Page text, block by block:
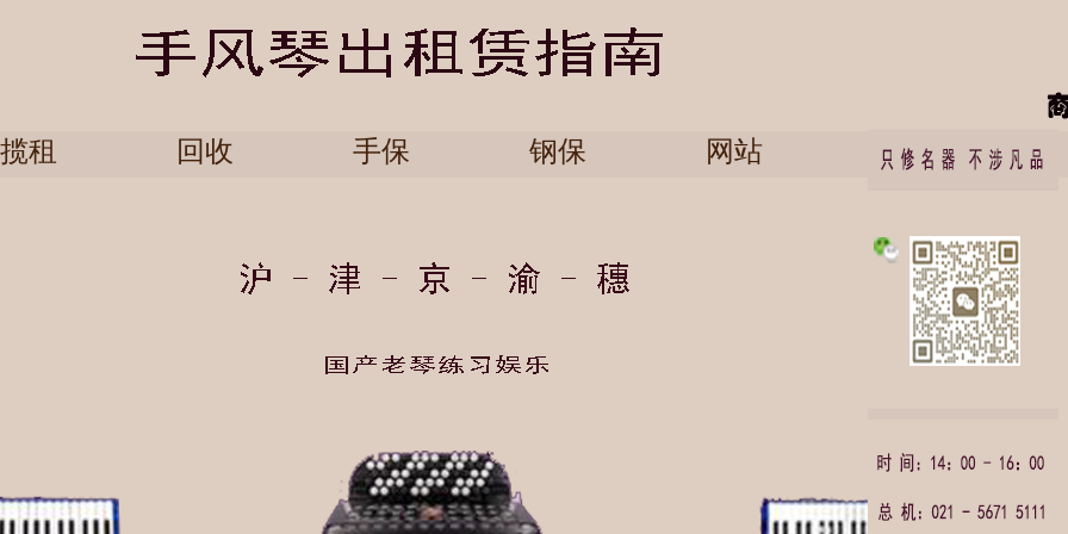
揽租 回收 手保 钢保 网站 English